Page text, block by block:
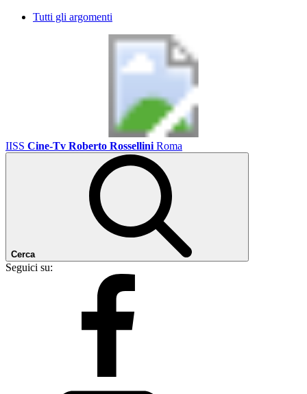
Tutti gli argomenti
IISS Cine-Tv Roberto Rossellini Roma
Cerca
Seguici su: